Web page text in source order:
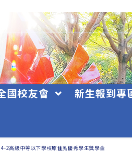
國校友會 新生報到專
2高級中等以下學校原住民優秀學生獎學金